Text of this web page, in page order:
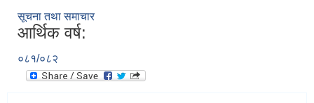
सूचना तथा समाचार
आर्थिक वर्ष:
०८१/०८२